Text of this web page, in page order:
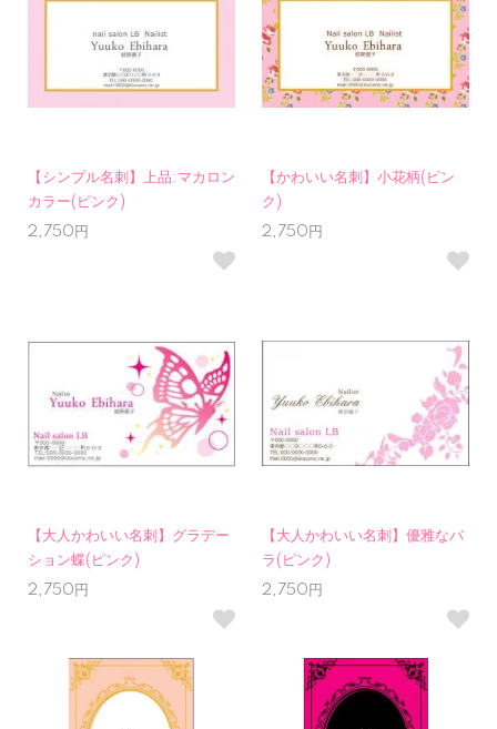
【シンプル名刺】上品:マカロン
カラー(ピンク)
2,750円
【かわいい名刺】小花柄(ピン
ク)
2,750円
【大人かわいい名刺】グラデー
ション蝶(ピンク)
2,750円
【大人かわいい名刺】優雅なバ
ラ(ピンク)
2,750円